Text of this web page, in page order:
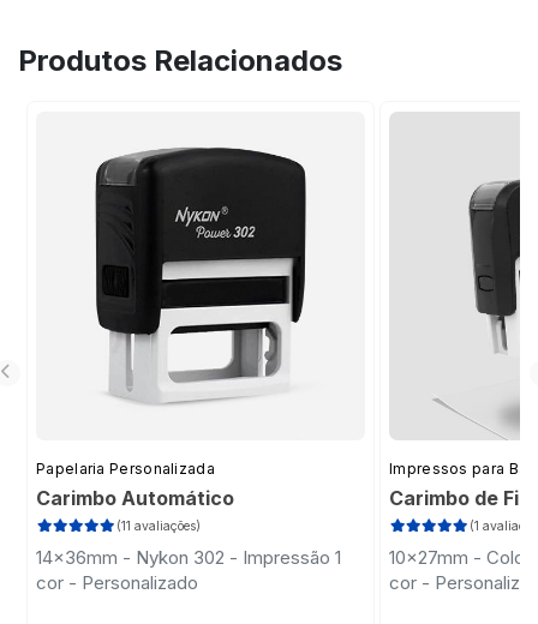
Produtos Relacionados
Papelaria Personalizada
Carimbo Automático
(11 avaliações)
14x36mm - Nykon 302 - Impressão 1
cor - Personalizado
Impressos para
Carimbo de
(1
10x27mm -
cor -